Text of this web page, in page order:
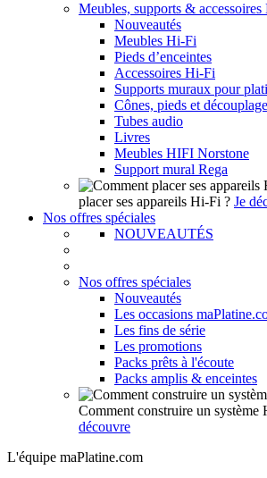
Meubles, supports &
Nouveautés
Meubles Hi-Fi
Pieds d’enceintes
Accessoires Hi-Fi
Supports muraux pour
Cônes, pieds et
Tubes audio
Livres
Meubles HIFI Norstone
Support mural Rega
placer ses appareils Hi-Fi ? Je
Nos offres spéciales
NOUVEAUTÉS
Nos offres spéciales
Nouveautés
Les occasions
Les fins de série
Les promotions
Packs prêts à l'écoute
Packs amplis & enceintes
Comment construire un système
découvre
L'équipe maPlatine.com